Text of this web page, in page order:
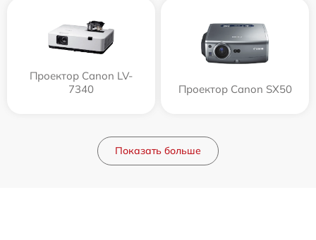
Проектор Canon LV-
7340
Проектор Canon SX50
Показать больше